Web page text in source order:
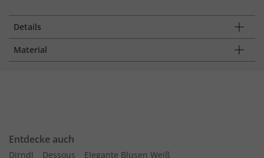
Details
Material
Entdecke auch
Dirndl Dessous
Elegante Blusen Weiß